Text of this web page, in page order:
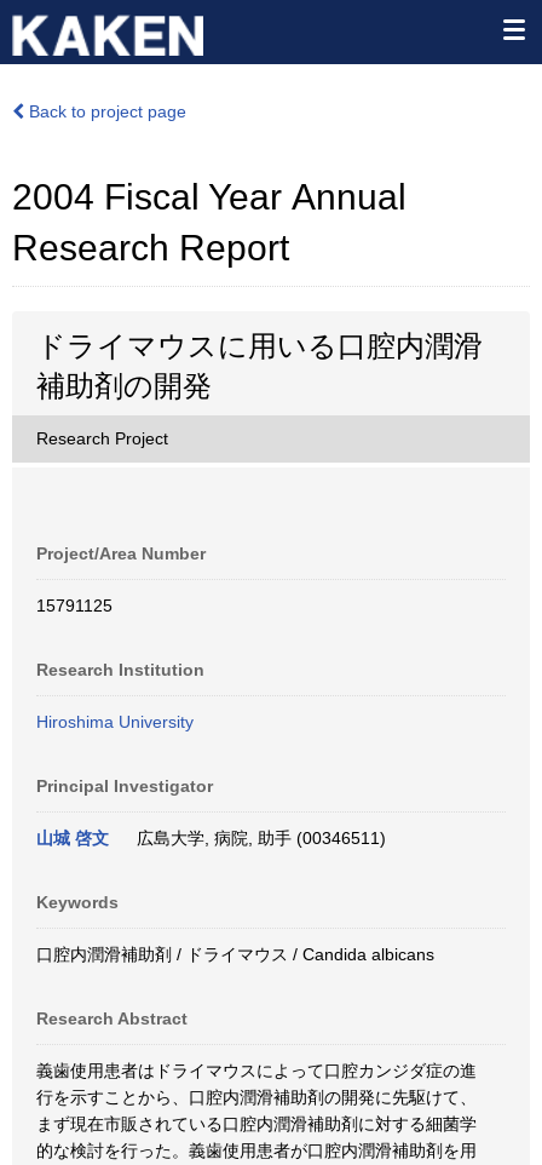
Back to project page
2004 Fiscal Year Annual
Research Report
ドライマウスに用いる口腔内潤滑
補助剤の開発
Research Project
Project/Area Number
15791125
Research Institution
Hiroshima University
Principal Investigator
山城 啓文 広島大学, 病院, 助手 (00346511)
Keywords
口腔内潤滑補助剤 / ドライマウス / Candida albicans
Research Abstract
義歯使用患者はドライマウスによって口腔カンジダ症の進
行を示すことから、口腔内潤滑補助剤の開発に先駆けて、
まず現在市販されている口腔内潤滑補助剤に対する細菌学
的な検討を行った。義歯使用患者が口腔内潤滑補助剤を用